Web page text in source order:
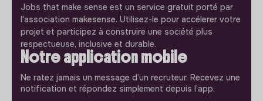
Jobs that make sense est un service gratuit porté par
l'association makesense. Utilisez-le pour accélerer votre
projet et participez à construire une société plus
respectueuse, inclusive et durable.
Notre application mobile
Ne ratez jamais un message d’un recruteur. Recevez une
notification et répondez simplement depuis l’app.